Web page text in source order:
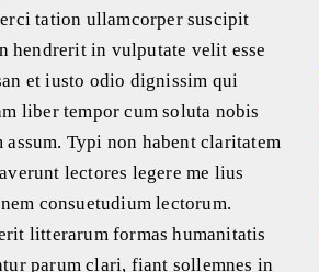
tation ullamcorper suscipit
hendrerit in vulputate velit esse
et iusto odio dignissim qui
liber tempor cum soluta nobis
Typi non habent claritatem
lectores legere me lius
consuetudium lectorum.
litterarum formas humanitatis
parum clari, fiant sollemnes in